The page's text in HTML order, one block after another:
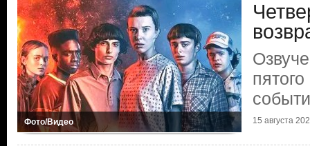
Фото/Видео 15 августа